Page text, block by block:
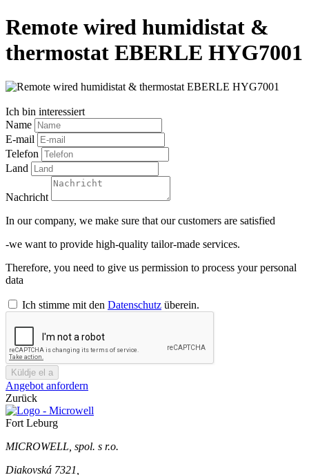
Remote wired humidistat &
thermostat EBERLE HYG7001
Ich bin interessiert
Name
E-mail
Telefon
Land
Nachricht
In our company, we make sure that our customers are satisfied
-we want to provide high-quality tailor-made services.
Therefore, you need to give us permission to process your personal
data
Ich stimme mit den Datenschutz überein.
Küldje el a
Angebot anfordern
Zurück
Fort Leburg
MICROWELL, spol. s r.o.
Diakovská 7321,